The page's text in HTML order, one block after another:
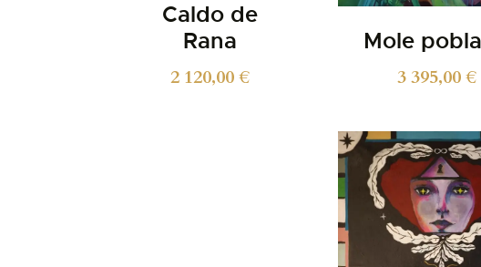
Caldo de
Rana
2 120,00€
Mole
3 395,00€